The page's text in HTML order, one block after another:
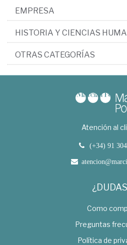
EMPRESA
HISTORIA Y CIENCIAS
OTRAS CATEGORÍAS
Atención al
(+34) 91
Como
Preguntas
Política de